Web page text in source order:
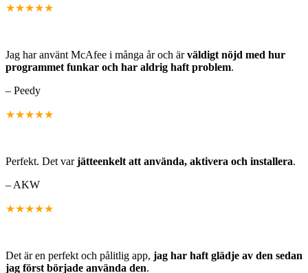
★★★★★
Jag har använt McAfee i många år och ärväldigt nöjd med hur
programmet funkar och har aldrig haft problem.
– Peedy
★★★★★
Perfekt. Det varjätteenkelt att använda, aktivera och installera.
– AKW
★★★★★
Det är en perfekt och pålitlig app, jag har haft glädje av den sedan
jag först började använda den.